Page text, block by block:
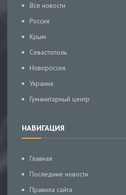
Все новости
Россия
Крым
Севастополь
Новороссия
Украина
Гуманитарный центр
НАВИГАЦИЯ
Главная
Последние новости
Правила сайта